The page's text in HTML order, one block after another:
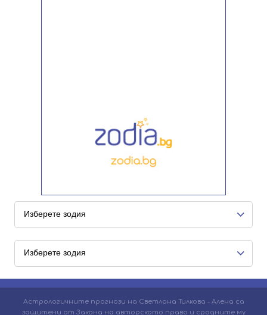
Астрологичните прогнози на Светлана Тилкова - Алена са
защитени от Закона на авторското право и сродните му